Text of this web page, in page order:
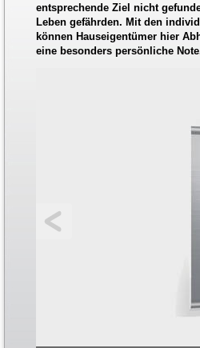
entsprechende Ziel nicht
Leben gefährden. Mit den
können Hauseigentümer hier
eine besonders persönliche